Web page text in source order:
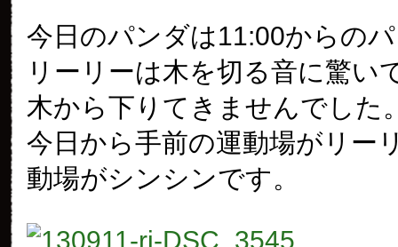
今日のパンダは11:00からの
リーリーは木を切る音に驚い
木から下りてきませんでした
今日から手前の運動場がリー
動場がシンシンです。